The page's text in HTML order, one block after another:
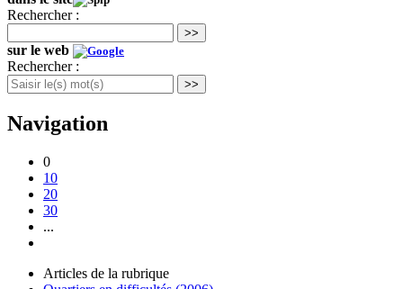
Rechercher :
>>
sur le web
Rechercher :
>>
Navigation
0
10
20
30
...
Articles de la rubrique